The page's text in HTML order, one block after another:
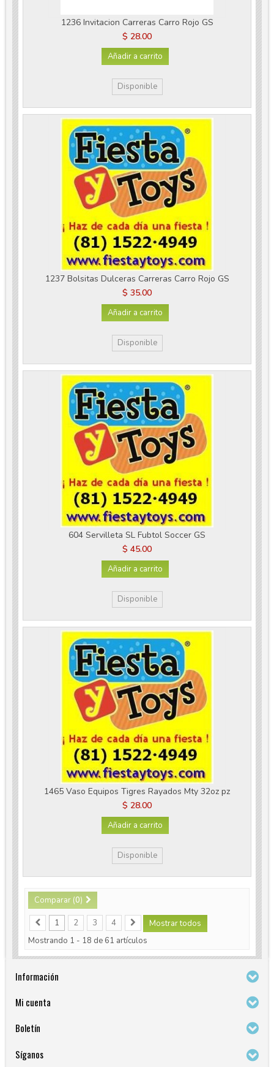
1236 Invitacion Carreras Carro Rojo GS
$ 28.00
Añadir a carrito
Disponible
1237 Bolsitas Dulceras Carreras Carro Rojo GS
$ 35.00
Añadir a carrito
Disponible
604 Servilleta SL Fubtol Soccer GS
$ 45.00
Añadir a carrito
Disponible
1465 Vaso Equipos Tigres Rayados Mty 32oz pz
$ 28.00
Añadir a carrito
Disponible
Comparar (0)
Mostrar todos
1 2 3
4
Mostrando 1 - 18 de 61 artículos
Información
Mi cuenta
Boletín
Síganos